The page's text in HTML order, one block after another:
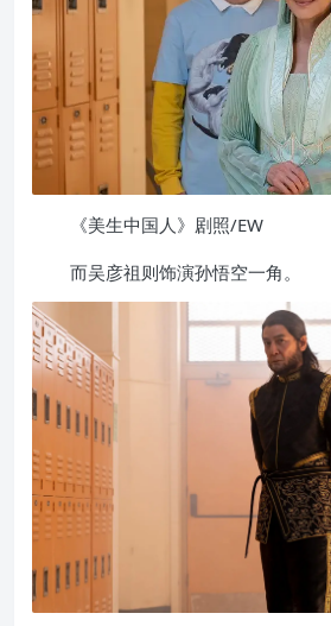
《美生中国人》剧照/EW
而吴彦祖则饰演孙悟空一角。